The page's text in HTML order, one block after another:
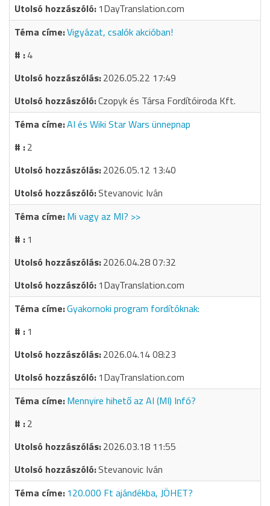
1DayTranslation.com
Vigyázat, csalók akcióban!
4
2026.05.22 17:49
Czopyk és Társa Fordítóiroda Kft.
AI és Wiki Star Wars ünnepnap
2
2026.05.12 13:40
Stevanovic Iván
Mi vagy az MI? >>
1
2026.04.28 07:32
1DayTranslation.com
Gyakornoki program fordítóknak:
1
2026.04.14 08:23
1DayTranslation.com
Mennyire hihető az AI (MI) Infó?
2
2026.03.18 11:55
Stevanovic Iván
120.000 Ft ajándékba, JÖHET?